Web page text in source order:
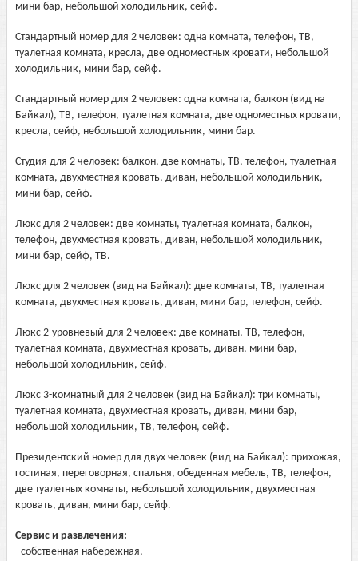
мини бар, небольшой холодильник, сейф.
Стандартный номер для 2 человек: одна комната, телефон, ТВ,
туалетная комната, кресла, две одноместных кровати, небольшой
холодильник, мини бар, сейф.
Стандартный номер для 2 человек: одна комната, балкон (вид на
Байкал), ТВ, телефон, туалетная комната, две одноместных кровати,
кресла, сейф, небольшой холодильник, мини бар.
Студия для 2 человек: балкон, две комнаты, ТВ, телефон, туалетная
комната, двухместная кровать, диван, небольшой холодильник,
мини бар, сейф.
Люкс для 2 человек: две комнаты, туалетная комната, балкон,
телефон, двухместная кровать, диван, небольшой холодильник,
мини бар, сейф, ТВ.
Люкс для 2 человек (вид на Байкал): две комнаты, ТВ, туалетная
комната, двухместная кровать, диван, мини бар, телефон, сейф.
Люкс 2-уровневый для 2 человек: две комнаты, ТВ, телефон,
туалетная комната, двухместная кровать, диван, мини бар,
небольшой холодильник, сейф.
Люкс 3-комнатный для 2 человек (вид на Байкал): три комнаты,
туалетная комната, двухместная кровать, диван, мини бар,
небольшой холодильник, ТВ, телефон, сейф.
Президентский номер для двух человек (вид на Байкал): прихожая,
гостиная, переговорная, спальня, обеденная мебель, ТВ, телефон,
две туалетных комнаты, небольшой холодильник, двухместная
кровать, диван, мини бар, сейф.
Сервис и развлечения:
- собственная набережная,